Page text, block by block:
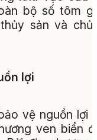
bộ số tôm
sản và chủ
lợi
vệ nguồn lợi
ven biển